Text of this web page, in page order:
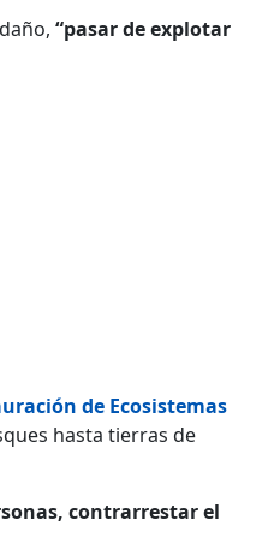
“pasar de explotar
de Ecosistemas
hasta tierras de
contrarrestar el